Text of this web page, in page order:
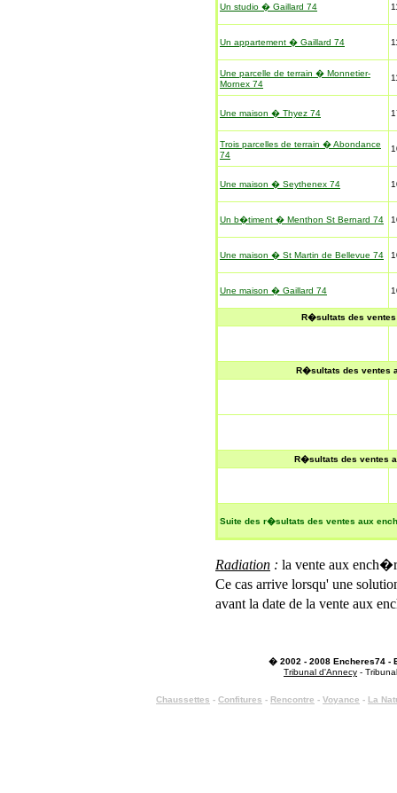
Un studio � Gaillard 74
Un appartement � Gaillard 74
Une parcelle de terrain � Monnetier-
Mornex 74
Une maison � Thyez 74
Trois parcelles de terrain � Abondance
74
Une maison � Seythenex 74
Un b�timent � Menthon St Bernard 74
Une maison � St Martin de Bellevue 74
Une maison � Gaillard 74
R�sultats des
R�sultats des ventes
R�sultats des ventes
Suite des r�sultats des ventes aux
Radiation : la vente aux
Ce cas arrive lorsqu' une
avant la date de la vente aux
� 2002 - 2008 Encheres74 -
Tribunal d'Annecy -
Chaussettes - Confitures - Rencontre - Voyance - La